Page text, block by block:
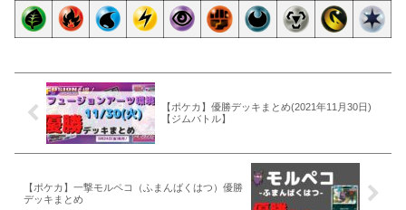
【ポケカ】優勝デッキまとめ(2021年11月30日)
【ジムバトル】
【ポケカ】一撃モルペコ（ふまんばくはつ）優勝
デッキまとめ